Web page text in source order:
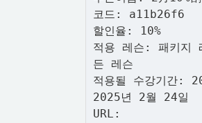
코드: a11b26f6
할인율: 10%
적용 레슨: 패키지
든 레슨
적용될 수강기간:
2025년 2월 24일
URL: